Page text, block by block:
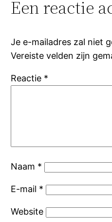
Een reactie
Je e-mailadres zal niet
Vereiste velden zijn
Reactie *
Naam *
E-mail *
Website